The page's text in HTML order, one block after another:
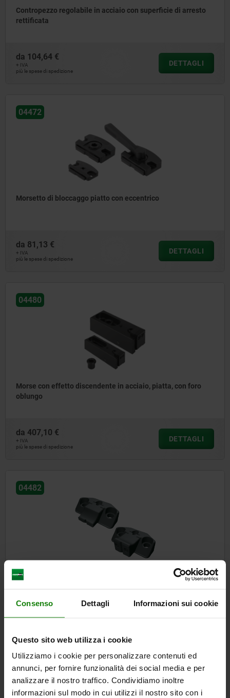
Consenso Dettagli Informazioni sui cookie
Questo sito web utilizza i cookie
Utilizziamo i cookie per personalizzare contenuti ed
annunci, per fornire funzionalità dei social media e per
analizzare il nostro traffico. Condividiamo inoltre
informazioni sul modo in cui utilizzi il nostro sito con i
Contropezzo regolabile in acciaio con superficie di arresto
rettificata
da 104,64 €
+ IVA
più le spese di spedizione
DETTAGLI
04472
Morsetto di bloccaggo piatto con eccentrico
da 81,13 €
+ IVA
più le spese di spedizione
DETTAGLI
04480
Morse con effetto discendente in acciaio, piatta, con foro
oblungo
da 407,10 €
+ IVA
più le spese di spedizione
DETTAGLI
04482
Mini bloccaggio laterale
da141,21 €
04485